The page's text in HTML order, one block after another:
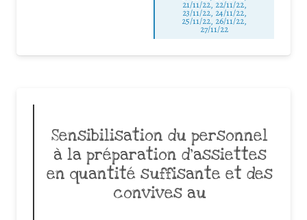
21/11/22, 22/11/22,
23/11/22, 24/11/22,
25/11/22, 26/11/22,
27/11/22
Sensibilisation du personnel
à la préparation d’assiettes
en quantité suffisante et des
convives au